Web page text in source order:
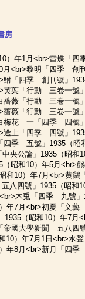
房
）年1月<br>雷蝶「四
<br>黎明「四季 創
鮒「四季 創刊號」
黄葉「行動 三卷一
薔薇「行動 三卷一
薔薇「行動 三卷一
梅花 一「四季 四號
途上「四季 四號」
四季 五號」1935（
央公論」1935（昭和
（昭和10）年5月<br>
和10）年7月<br>黄
八四號」1935（昭
木兎「四季 九號
年7月<br>初夏「文
（昭和10）年7月
帝國大學新聞 五八四
10）年7月1日<br>水
年8月<br>新月「四